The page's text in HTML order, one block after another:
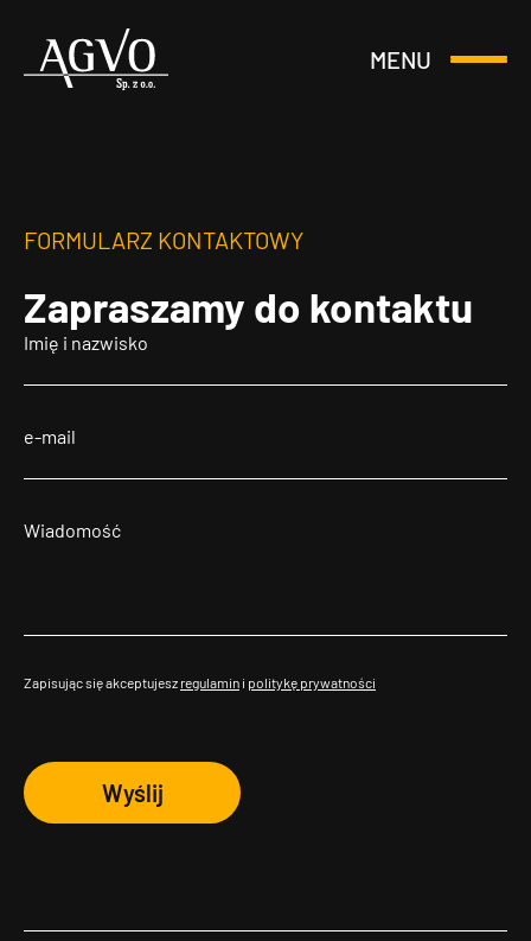
Header
MENU
Otwórz
FORMULARZ KONTAKTOWY
Zapraszamy do kontaktu
Zapisując się akceptujesz regulamin i politykę prywatności
Wyślij